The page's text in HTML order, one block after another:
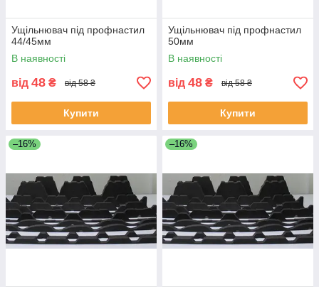
Ущільнювач під профнастил
44/45мм
В наявності
від 48 ₴ від 58 ₴
Купити
Ущільнювач під профнастил
50мм
В наявності
від 48 ₴ від 58 ₴
Купити
–16% –16%